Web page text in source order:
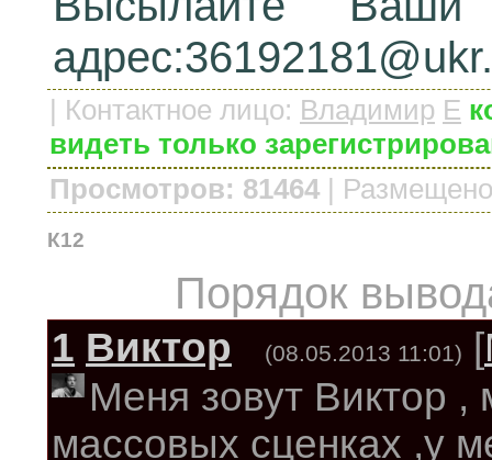
| Контактное лицо: Владимир E
видеть только
Просмотров: 81464 |
К12
Порядок
1 Виктор (08.05.2013 11:01) [
Меня зовут Виктор ,
массовых сценках ,у